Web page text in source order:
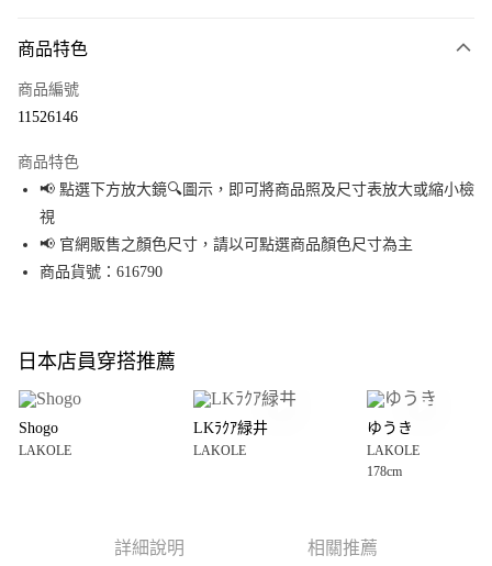
信用卡一次付款
Apple Pay
街口支付
悠遊付
全盈+PAY
大哥付你分期
【大哥付你分期使用說明】
1.本服務由台灣大哥大提供，台灣大哥大用戶可立即使用無須另外申請。
2.付款方式選擇「大哥付你分期」，訂單成立後會自動跳轉到大哥付的交易
3.實際核准額度、可分期數及費用金額請依後續交易確認頁面所載為準。
4.訂單成立30分鐘內，如未前往確認交易或遇審核未通過，訂單將自動取
AFTEE先享後付
商品特色
商品編號
11526146
商品特色
📢 點選下方放大鏡🔍圖示，即可將商品照及尺寸表放大或縮小檢
視
📢 官網販售之顏色尺寸，請以可點選商品顏色尺寸為主
商品貨號：616790
日本店員穿搭推薦
Shogo
LAKOLE
LKﾗｸｱ緑井
LAKOLE
ゆうき
LAKOLE
178cm
詳細說明 相關推薦